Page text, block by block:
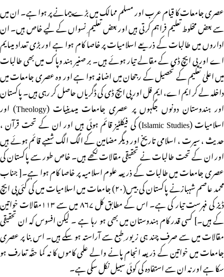
عصری جامعات کا قیام عرب اور مسلم ممالک میں بڑے پیمانے پر ہوا ہے۔ ان میں
سے بعض مخلوط تعلیم فراہم کرتی ہیں اور بعض تعلیم ِ نسواں کے لیے خاص ہیں۔ ان
اداروں میں طالبات کے ذریعے اسلامیات پر خاصا کام ہوا ہے اور بڑی تعداد میںایم
اے اور پی ایچ ڈی کے مقالے تیار ہوئے ہیں۔ بر صغیر ہند وپاک میں بھی طالبات
میں اعلیٰ تعلیم کے تحصیل کے رجحان میں اضافہ ہوا ہے اور وہ عصری جامعات میں
داخلہ لے کر ایم اے، ایم فل اور پی ایچ ڈی کی ڈگریاں حاصل کر رہی ہیں۔ پاکستان
اور ہندوستان دونوں جگہوں پر عصری جامعات میںدینیات (Theology) اور
اسلامیات (Islamic Studies) کی فیکلٹیز قائم ہوئی ہیں اور ان کے تحت قرآن ،
حدیث ، سیرت ، اسلامی تاریخ اور دیگر مضامین کے الگ الگ شعبے قائم ہوئے ہیں
اور ان کے تحت طالبات نے تحقیقی مقالات لکھے ہیں۔ خاص طور سے پاکستان کی
عصری جامعات میں طالبات کے ذریعہ علوم اسلامیہ پر خاصا کام ہوا ہے۔[ جناب
محمد عاصم شہبازنے پاکستان کی بیس(۲۰) جامعات میں اسلامیات میں کی گئی پی ایچ
ڈیز کی فہرست تیار کی ہے۔ اس کے مطابق کل ۸۶۷ میں سے ۱۱۳مقالات خواتین
کے ہیں۔] کسی قدر کام ہندوستان میں بھی ہو رہا ہے ۔ لیکن افسوس کہ ان تحقیقی
مقالات میں سے صرف چند ہی زیور ِطبع سے آراستہ ہو سکے ہیں۔ اس بنا پر عصری
جامعات میں خواتین کے ذریعہ انجام پانے والے علمی کاموں کا نہ کما حقّہ تعارف ہو
سکا ہے اور نہ ان سے استفادہ کی کوئی سبیل نکل سکی ہے۔